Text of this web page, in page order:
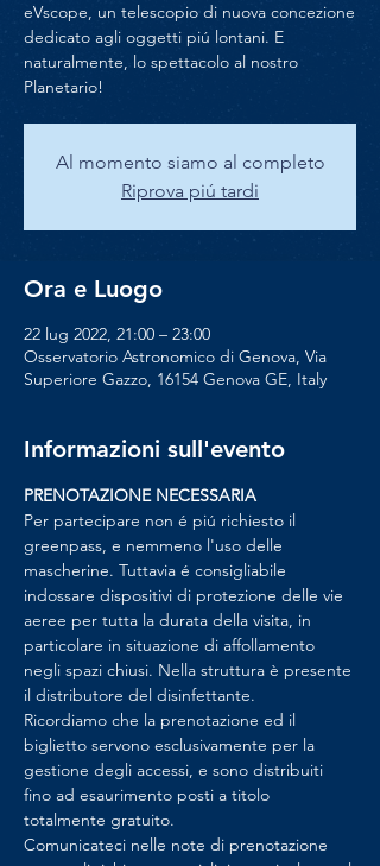
eVscope, un telescopio di nuova concezione
dedicato agli oggetti piú lontani. E
naturalmente, lo spettacolo al nostro
Planetario!
Al momento siamo al completo
Riprova piú tardi
Ora e Luogo
22 lug 2022, 21:00 – 23:00
Osservatorio Astronomico di Genova, Via
Superiore Gazzo, 16154 Genova GE, Italy
Informazioni sull'evento
PRENOTAZIONE NECESSARIA
Per partecipare non é piú richiesto il
greenpass, e nemmeno l'uso delle
mascherine. Tuttavia é consigliabile
indossare dispositivi di protezione delle vie
aeree per tutta la durata della visita, in
particolare in situazione di affollamento
negli spazi chiusi. Nella struttura è presente
il distributore del disinfettante.
Ricordiamo che la prenotazione ed il
biglietto servono esclusivamente per la
gestione degli accessi, e sono distribuiti
fino ad esaurimento posti a titolo
totalmente gratuito.
Comunicateci nelle note di prenotazione